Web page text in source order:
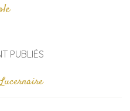
PUBLIÉS